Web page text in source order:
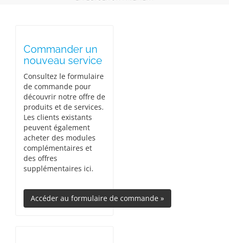
Commander un
nouveau service
Consultez le formulaire
de commande pour
découvrir notre offre de
produits et de services.
Les clients existants
peuvent également
acheter des modules
complémentaires et
des offres
supplémentaires ici.